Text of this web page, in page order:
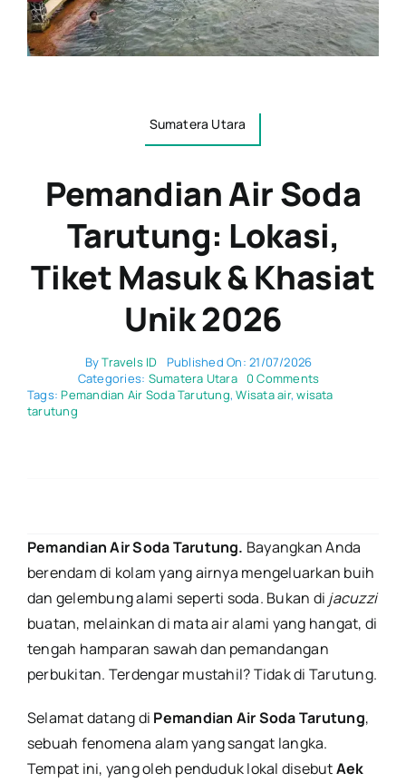
Sumatera Utara
Pemandian Air Soda
Tarutung: Lokasi,
Tiket Masuk & Khasiat
Unik 2026
ByTravels ID
Published On: 21/07/2026
Categories: Sumatera Utara 0 Commentson
Pemandian
Unik
2026
Tags:Pemandian Air Soda Tarutung,Wisata air,wisata
tarutung
Pemandian Air Soda Tarutung. Bayangkan Anda
berendam di kolam yang airnya mengeluarkan buih
dan gelembung alami seperti soda. Bukan di jacuzzi
buatan, melainkan di mata air alami yang hangat, di
tengah hamparan sawah dan pemandangan
perbukitan. Terdengar mustahil? Tidak di Tarutung.
Selamat datang di Pemandian Air Soda Tarutung,
sebuah fenomena alam yang sangat langka.
Tempat ini, yang oleh penduduk lokal disebutAek